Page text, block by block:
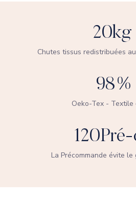
Chutes tissus redistribuées
20kg
Oeko-Tex - Textile
98%
La Précommande évite le
120